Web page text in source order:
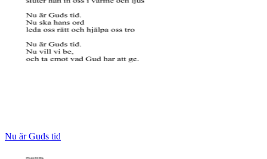
Nu är Guds tid